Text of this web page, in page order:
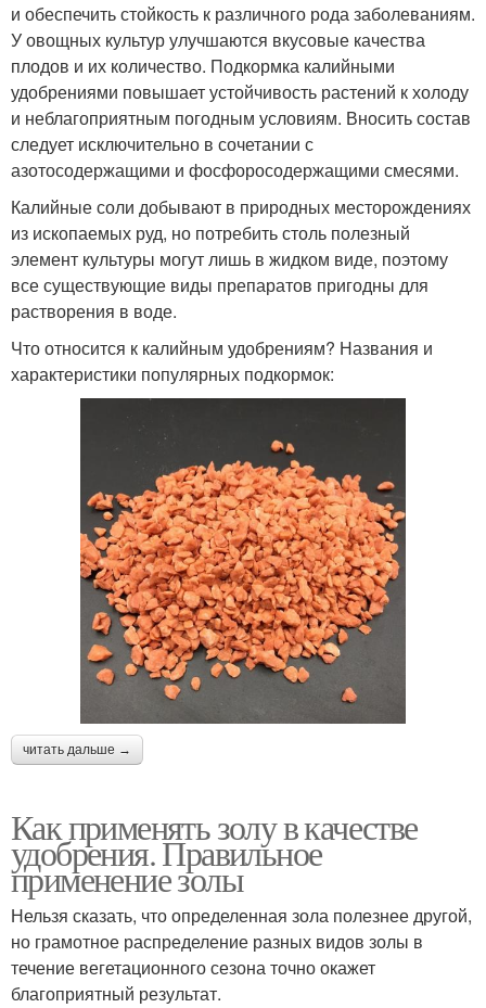
и обеспечить стойкость к различного рода заболеваниям.
У овощных культур улучшаются вкусовые качества
плодов и их количество. Подкормка калийными
удобрениями повышает устойчивость растений к холоду
и неблагоприятным погодным условиям. Вносить состав
следует исключительно в сочетании с
азотосодержащими и фосфоросодержащими смесями.
Калийные соли добывают в природных месторождениях
из ископаемых руд, но потребить столь полезный
элемент культуры могут лишь в жидком виде, поэтому
все существующие виды препаратов пригодны для
растворения в воде.
Что относится к калийным удобрениям? Названия и
характеристики популярных подкормок:
читать дальше →
Как применять золу в качестве
удобрения. Правильное
применение золы
Нельзя сказать, что определенная зола полезнее другой,
но грамотное распределение разных видов золы в
течение вегетационного сезона точно окажет
благоприятный результат.